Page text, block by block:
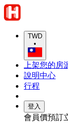
TWD
•
上架您的房
說明中心
行程
登入
會員價預訂